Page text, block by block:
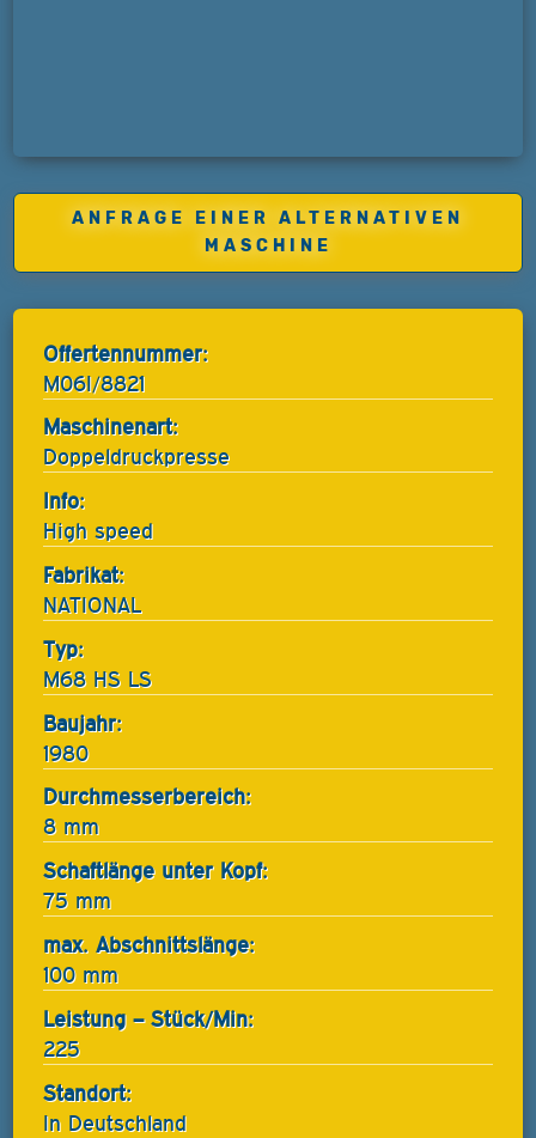
ANFRAGE EINER ALTERNATIVEN
MASCHINE
Offertennummer:
M06I/8821
Maschinenart:
Doppeldruckpresse
Info:
High speed
Fabrikat:
NATIONAL
Typ:
M68 HS LS
Baujahr:
1980
Durchmesserbereich:
8 mm
Schaftlänge unter Kopf:
75 mm
max. Abschnittslänge:
100 mm
Leistung – Stück/Min:
225
Standort:
In Deutschland